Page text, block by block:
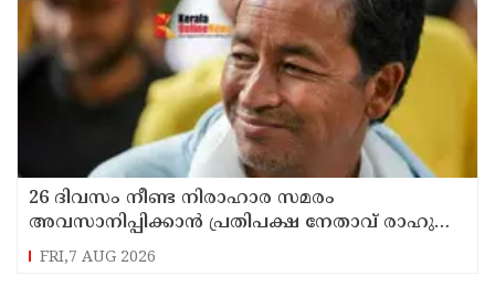
26 ദിവസം നീണ്ട നിരാഹാര സമരം
അവസാനിപ്പിക്കാൻ പ്രതിപക്ഷ നേതാവ് രാഹുൽ
ഗാന്ധിയുടെ സഹായം തേടിയിരുന്നു ; സോനം
വാങ്ചുക്
FRI,7 AUG 2026